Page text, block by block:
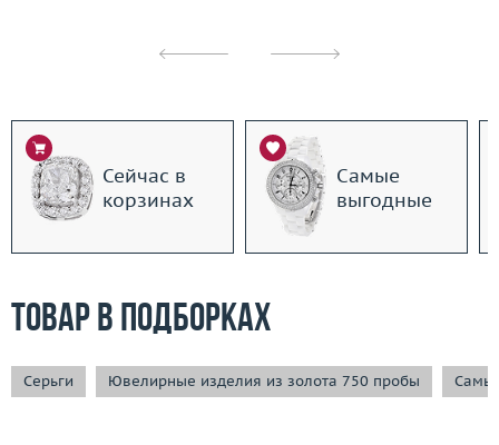
Сейчас в
корзинах
Самые
выгодные
Товар в подборках
Серьги Ювелирные изделия из золота 750 пробы